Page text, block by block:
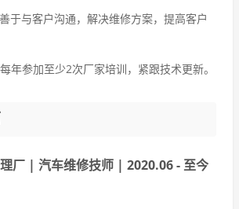
于与客户沟通，解决维修方案，提高客户
年参加至少2次厂家培训，紧跟技术更新。
厂 | 汽车维修技师 | 2020.06 - 至今